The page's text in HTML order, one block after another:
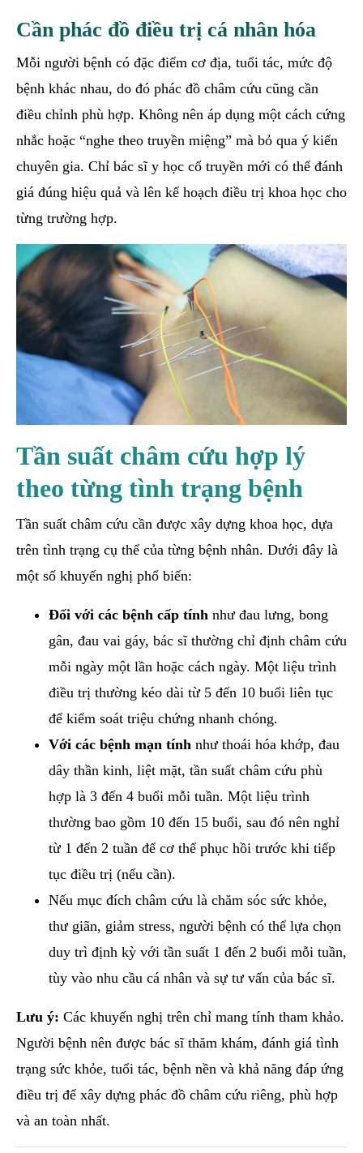
Cần phác đồ điều trị cá nhân hóa
Mỗi người bệnh có đặc điểm cơ địa, tuổi tác, mức độ
bệnh khác nhau, do đó phác đồ châm cứu cũng cần
điều chỉnh phù hợp. Không nên áp dụng một cách cứng
nhắc hoặc “nghe theo truyền miệng” mà bỏ qua ý kiến
chuyên gia. Chỉ bác sĩ y học cổ truyền mới có thể đánh
giá đúng hiệu quả và lên kế hoạch điều trị khoa học cho
từng trường hợp.
Tần suất châm cứu hợp lý
theo từng tình trạng bệnh
Tần suất châm cứu cần được xây dựng khoa học, dựa
trên tình trạng cụ thể của từng bệnh nhân. Dưới đây là
một số khuyến nghị phổ biến:
Đối với các bệnh cấp tính như đau lưng, bong
gân, đau vai gáy, bác sĩ thường chỉ định châm cứu
mỗi ngày một lần hoặc cách ngày. Một liệu trình
điều trị thường kéo dài từ 5 đến 10 buổi liên tục
để kiểm soát triệu chứng nhanh chóng.
Với các bệnh mạn tính như thoái hóa khớp, đau
dây thần kinh, liệt mặt, tần suất châm cứu phù
hợp là 3 đến 4 buổi mỗi tuần. Một liệu trình
thường bao gồm 10 đến 15 buổi, sau đó nên nghỉ
từ 1 đến 2 tuần để cơ thể phục hồi trước khi tiếp
tục điều trị (nếu cần).
Nếu mục đích châm cứu là chăm sóc sức khỏe,
thư giãn, giảm stress, người bệnh có thể lựa chọn
duy trì định kỳ với tần suất 1 đến 2 buổi mỗi tuần,
tùy vào nhu cầu cá nhân và sự tư vấn của bác sĩ.
Lưu ý: Các khuyến nghị trên chỉ mang tính tham khảo.
Người bệnh nên được bác sĩ thăm khám, đánh giá tình
trạng sức khỏe, tuổi tác, bệnh nền và khả năng đáp ứng
điều trị để xây dựng phác đồ châm cứu riêng, phù hợp
và an toàn nhất.